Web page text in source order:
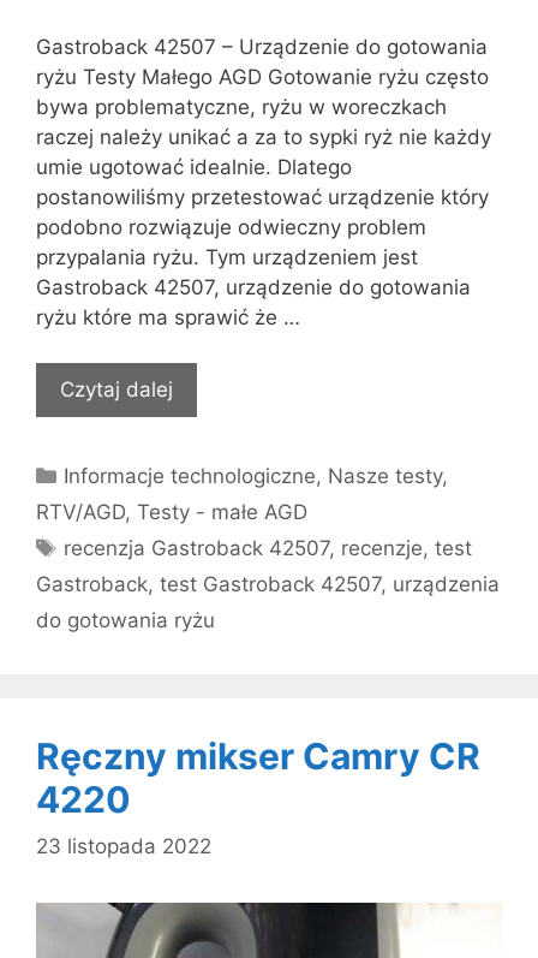
Gastroback 42507 – Urządzenie do gotowania
ryżu Testy Małego AGD Gotowanie ryżu często
bywa problematyczne, ryżu w woreczkach
raczej należy unikać a za to sypki ryż nie każdy
umie ugotować idealnie. Dlatego
postanowiliśmy przetestować urządzenie który
podobno rozwiązuje odwieczny problem
przypalania ryżu. Tym urządzeniem jest
Gastroback 42507, urządzenie do gotowania
ryżu które ma sprawić że …
Czytaj dalej
Kategorie
Informacje technologiczne, Nasze testy,
RTV/AGD, Testy - małe AGD
Tagi
recenzja Gastroback 42507, recenzje,test
Gastroback, test Gastroback 42507, urządzenia
do gotowania ryżu
Ręczny mikser Camry CR
4220
23 listopada 2022